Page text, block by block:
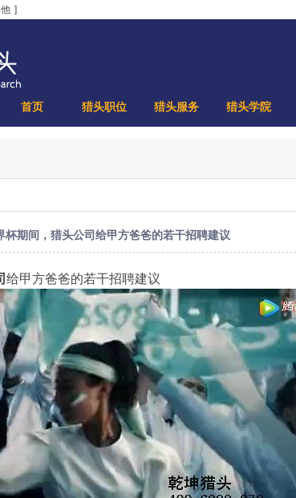
]
首页 猎头职位 猎头服务 猎头学院
杯期间，猎头公司给甲方爸爸的若干招聘建议
给甲方爸爸的若干招聘建议